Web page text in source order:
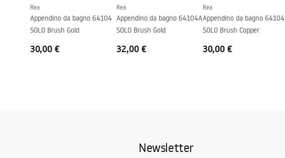
Rea
Appendino da bagno 64104
SOLO Brush Gold
30,00 €
Rea
Appendino da bagno 64104A
SOLO Brush Gold
32,00 €
Rea
Appendino da bagno 64104
SOLO Brush Copper
30,00 €
Newsletter